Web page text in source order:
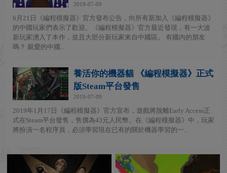
2019-07-09
6月21日《編程模擬器》官方發布公告，向所有新加入《編程模擬器》
的中國玩家們表示了歡迎。《編程模擬器》官方最近發現，有一大波
新玩家湧入了本作，並且大部分新玩家來自中國區。 有國內的朋友
嗎？ 親愛的中國...
養活你的機器貓 《編程模擬器》正式
版Steam平台發售
2019-07-09
2019年1月17日《編程模擬器》官方宣布，遊戲將脫離Early Access正
式在Steam平台發售，售價為43元人民幣。在《編程模擬器》中，玩家
將扮演一名程序員，必須學習現在已有的關於機器學習的一...